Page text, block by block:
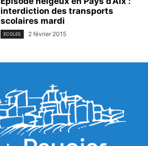
interdiction des transports
scolaires mardi
ECOLES 2 février 2015